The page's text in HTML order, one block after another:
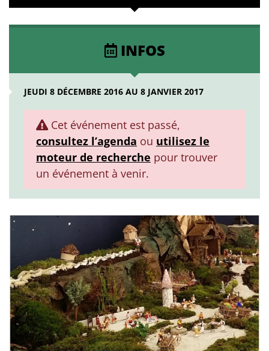
INFOS
JEUDI 8 DÉCEMBRE 2016 AU 8 JANVIER 2017
Cet événement est passé,
consultez l’agenda ou utilisez le
moteur de recherche pour trouver
un événement à venir.